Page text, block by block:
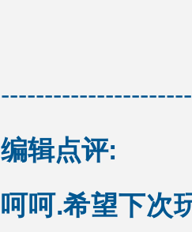
编辑点评:
呵呵.希望下次